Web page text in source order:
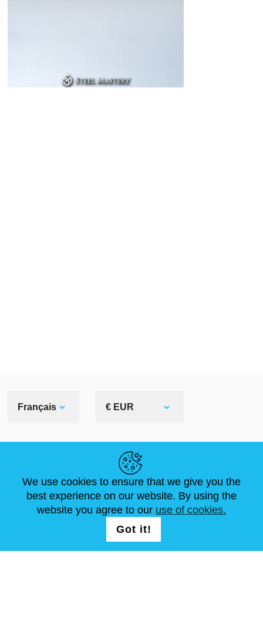
Français € EUR
ACTUALITÉS
ARTICLES
ABOUT US
FAQ
DIMENSIONS
NOUS CONTACTER
We use cookies to ensure that we give you the
best experience on our website. By using the
website you agree to our use of cookies.
Got it!